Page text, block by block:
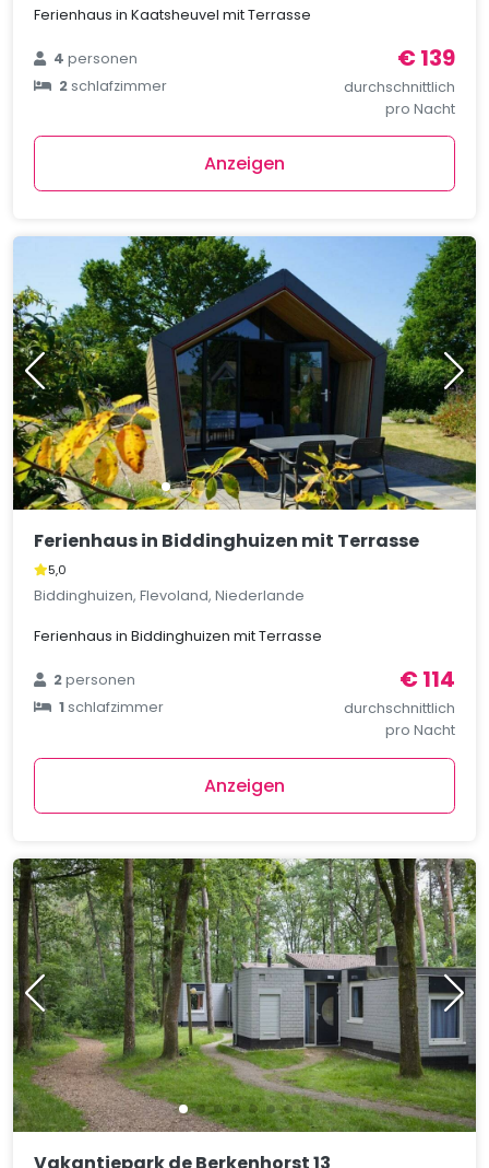
Ferienhaus in Kaatsheuvel mit Terrasse
4personen
2schlafzimmer
€ 139
durchschnittlich
pro Nacht
Anzeigen
Ferienhaus in Biddinghuizen mit Terrasse
5,0
Biddinghuizen, Flevoland, Niederlande
Ferienhaus in Biddinghuizen mit Terrasse
2personen
1schlafzimmer
€ 114
durchschnittlich
pro Nacht
Anzeigen
Vakantiepark de Berkenhorst 13